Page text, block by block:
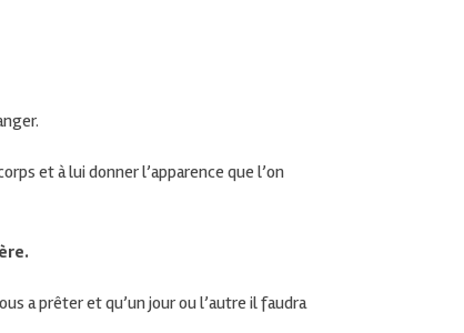
et à lui donner l’apparence que l’on
a prêter et qu’un jour ou l’autre ilfaudra